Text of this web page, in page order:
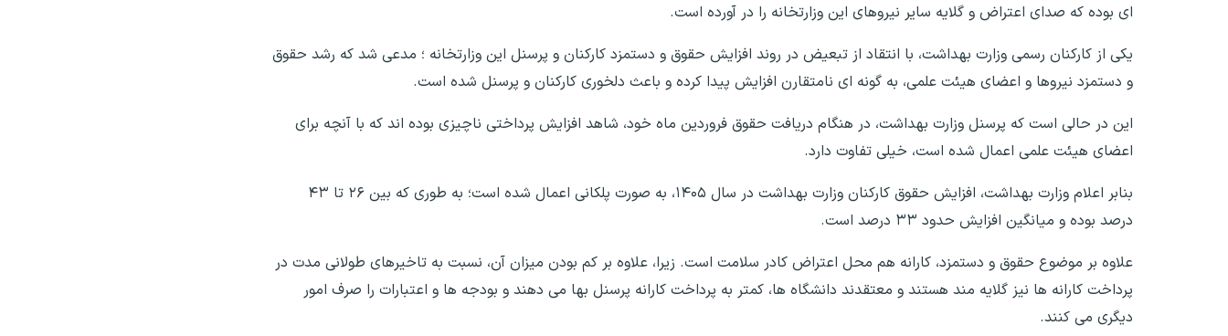
ای بوده که صدای اعتراض و گلایه سایر نیروهای این وزارتخانه را در آورده است.
یکی از کارکنان رسمی وزارت بهداشت، با انتقاد از تبعیض در روند افزایش حقوق و دستمزد کارکنان و پرسنل این وزارتخانه ؛ مدعی شد که رشد حقوق
و دستمزد نیروها و اعضای هیئت علمی، به گونه ای نامتقارن افزایش پیدا کرده و باعث دلخوری کارکنان و پرسنل شده است.
این در حالی است که پرسنل وزارت بهداشت، در هنگام دریافت حقوق فروردین ماه خود، شاهد افزایش پرداختی ناچیزی بوده اند که با آنچه برای
اعضای هیئت علمی اعمال شده است، خیلی تفاوت دارد.
بنابر اعلام وزارت بهداشت، افزایش حقوق کارکنان وزارت بهداشت در سال ۱۴۰۵، به‌ صورت پلکانی اعمال شده است؛ به طوری که بین ۲۶ تا ۴۳
درصد بوده و میانگین افزایش حدود ۳۳ درصد است.
علاوه بر موضوع حقوق و دستمزد، کارانه هم محل اعتراض کادر سلامت است. زیرا، علاوه بر کم بودن میزان آن، نسبت به تاخیرهای طولانی مدت در
پرداخت کارانه ها نیز گلایه مند هستند و معتقدند دانشگاه ها، کمتر به پرداخت کارانه پرسنل بها می دهند و بودجه ها و اعتبارات را صرف امور
دیگری می کنند.